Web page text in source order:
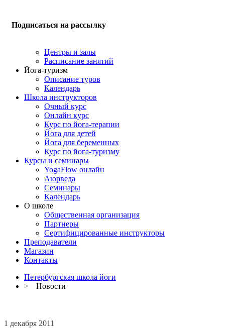
Подписаться на рассылку
Центры и залы
Расписание занятий
Йога-туризм
Описание туров
Календарь
Школа инструкторов
Очный курс
Онлайн курс
Курс по йога-терапии
Йога для детей
Йога для беременных
Курс по йога-туризму
Курсы и семинары
YogaFlow онлайн
Аюрведа
Семинары
Календарь
О школе
Общественная организация
Партнеры
Сертифицированные инструкторы
Преподаватели
Магазин
Контакты
Петербургская школа йоги
>
Новости
1 декабря 2011